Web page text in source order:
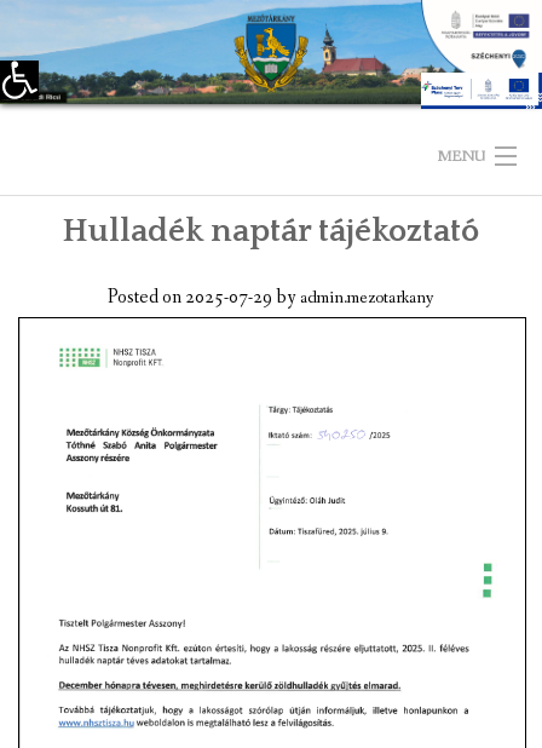
Eszköztár megnyitása
MENU
KEZDŐLAP
TELEPÜLÉSÜNKRŐL
LÁTNIVALÓK
ÖNKORMÁNYZAT
NEMZETISÉGI ÖNKORMÁNYZAT
TÁRSULÁS
Hulladék naptár tájékoztató
Posted on2025-07-29byadmin.mezotarkany